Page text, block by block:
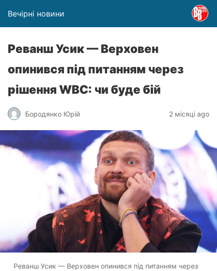
Вечірні новини
Реванш Усик — Верховен
опинився під питанням через
рішення WBC: чи буде бій
Бородянко Юрій 2 місяці ago
Реванш Усик — Верховен опинився під питанням через